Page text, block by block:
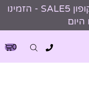
5% הנחה עם קוד קופון SALE5 - הזמינו
0